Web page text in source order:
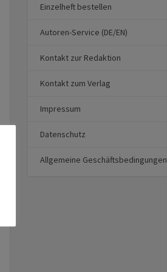
Einzelheft bestellen
Autoren-Service (DE/EN)
Kontakt zur Redaktion
Kontakt zum Verlag
Impressum
Datenschutz
Allgemeine Geschäftsbedingungen